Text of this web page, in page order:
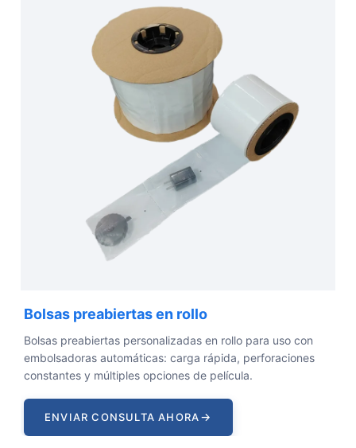
Bolsas preabiertas en rollo
Bolsas preabiertas personalizadas en rollo para uso con
embolsadoras automáticas: carga rápida, perforaciones
constantes y múltiples opciones de película.
ENVIAR CONSULTA AHORA→